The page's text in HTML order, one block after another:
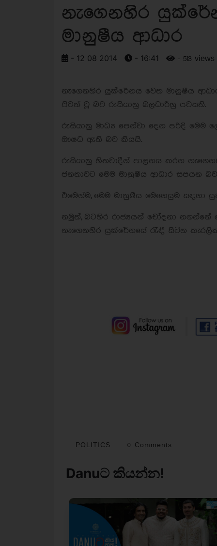
නැගෙනහිර
මානුෂීය ආධාර
- 12 08 2014 - 16:41 - 513 views
නැගෙනහිර යුක්රේනය වෙත මානුෂීය
පිටත් වූ බව රුසියානු බලධාරීහු පවසති.
රුසියානු මාධ්‍ය පෙන්වා දෙන පරිදි
ඖෂධ ඇති බව කියයි.
රුසියානු හිතවාදීන් පාලනය කරන
ජනතාවට මෙම මානුෂීය ආධාර සපයන
එමෙන්ම, මෙම මානුෂීය මෙහෙයුම
නමුත්, බටහිර රාජ්‍යයන් චෝදනා
නැගෙනහිර යුක්රේනයේ රැඳී සිටින
POLITICS 0 Comments